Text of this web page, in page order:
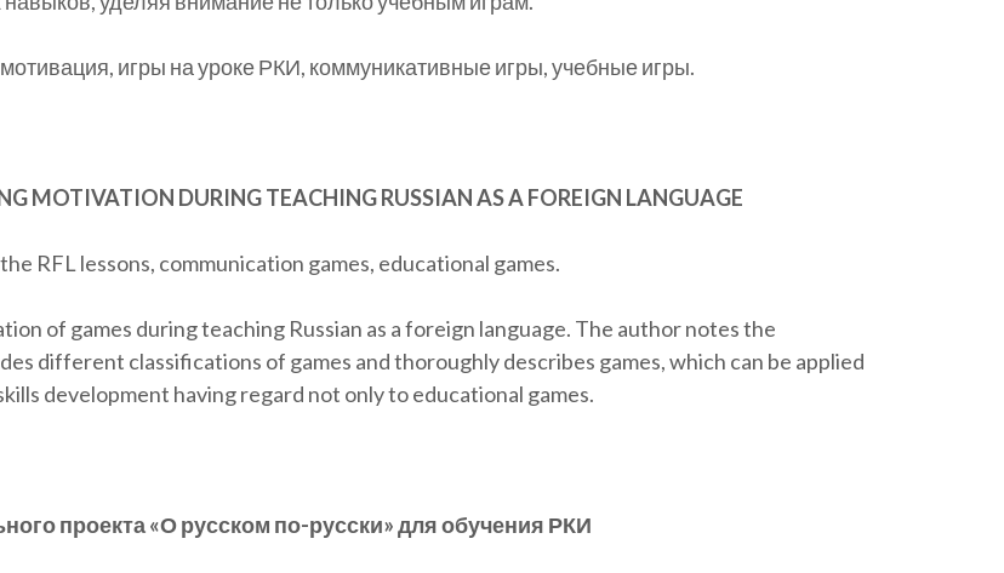
игры на уроке РКИ, коммуникативные игры, учебные игры.
MOTIVATION DURING TEACHING RUSSIAN AS A FOREIGN LANGUAGE
RFL lessons, communication games, educational games.
of games during teaching Russian as a foreign language. The author notes the
different classifications of games and thoroughly describes games, which can be applied
development having regard not only to educational games.
проекта «О русском по-русски» для обучения РКИ